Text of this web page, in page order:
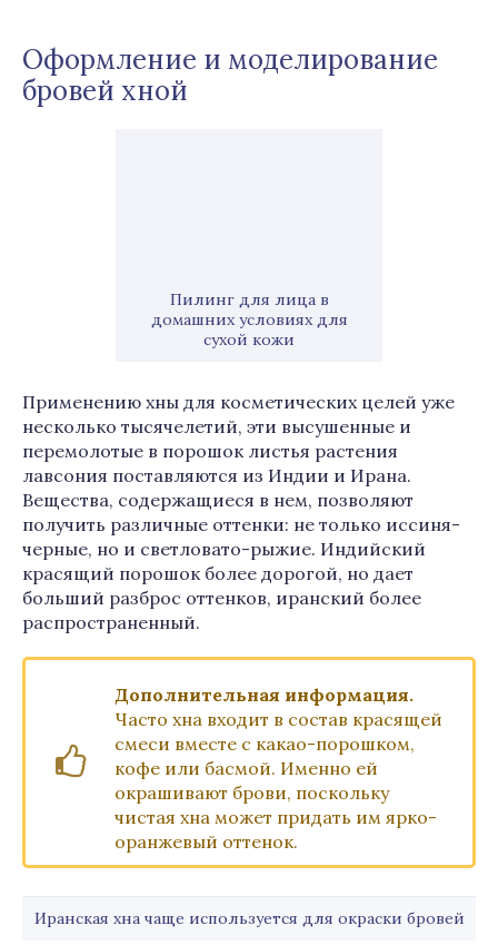
Оформление и моделирование
бровей хной
Пилинг для лица в
домашних условиях для
сухой кожи
Применению хны для косметических целей уже
несколько тысячелетий, эти высушенные и
перемолотые в порошок листья растения
лавсония поставляются из Индии и Ирана.
Вещества, содержащиеся в нем, позволяют
получить различные оттенки: не только иссиня-
черные, но и светловато-рыжие. Индийский
красящий порошок более дорогой, но дает
больший разброс оттенков, иранский более
распространенный.
Дополнительная информация.
Часто хна входит в состав красящей
смеси вместе с какао-порошком,
кофе или басмой. Именно ей
окрашивают брови, поскольку
чистая хна может придать им ярко-
оранжевый оттенок.
Иранская хна чаще используется для окраски бровей